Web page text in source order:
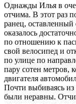
Однажды Илья в
отчима. В этот раз
ранец,
оказалось
по отношению к
свой велосипед и
по улице по
пару сотен метров,
двигателя
Почти выбиваясь
были неравны.